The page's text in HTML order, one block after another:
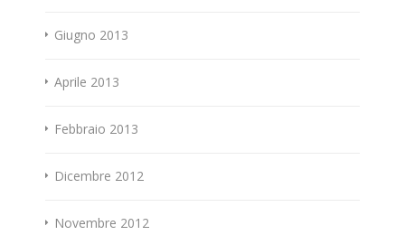
Giugno 2013
Aprile 2013
Febbraio 2013
Dicembre 2012
Novembre 2012